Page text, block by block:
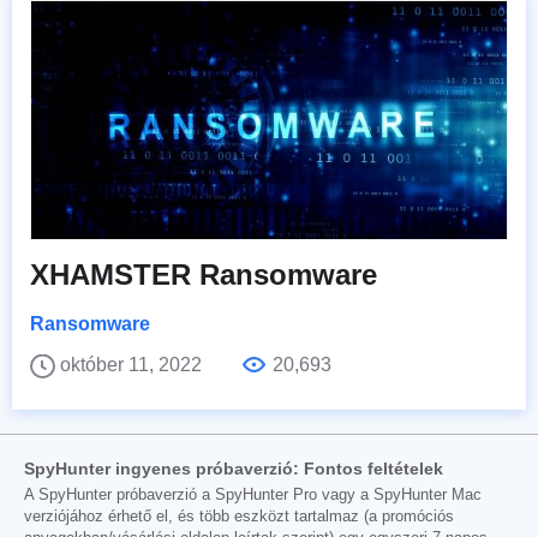
XHAMSTER Ransomware
Ransomware
október 11, 2022
20,693
SpyHunter ingyenes próbaverzió: Fontos feltételek
A SpyHunter próbaverzió a SpyHunter Pro vagy a SpyHunter Mac
verziójához érhető el, és több eszközt tartalmaz (a promóciós